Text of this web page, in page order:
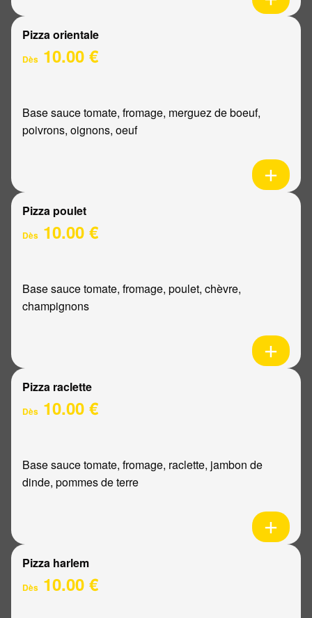
Pizza orientale
Dès 10.00 €
Base sauce tomate, fromage, merguez de boeuf,
poivrons, oignons, oeuf
Pizza poulet
Dès 10.00 €
Base sauce tomate, fromage, poulet, chèvre,
champignons
Pizza raclette
Dès 10.00 €
Base sauce tomate, fromage, raclette, jambon de
dinde, pommes de terre
Pizza harlem
Dès 10.00 €